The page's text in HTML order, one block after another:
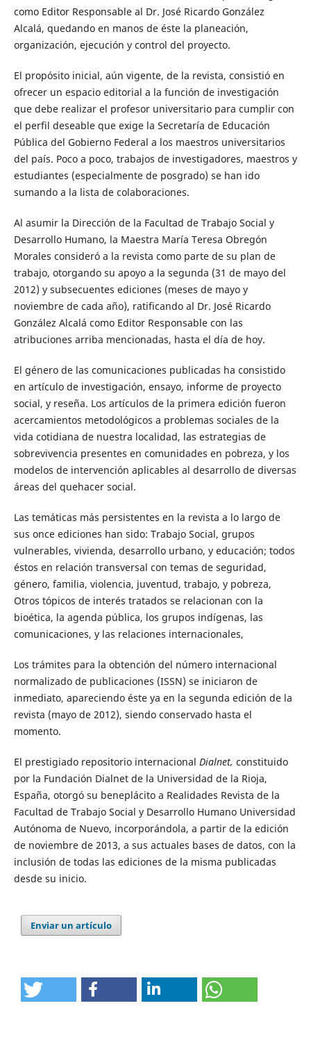
como Editor Responsable al Dr. José Ricardo González
Alcalá, quedando en manos de éste la planeación,
organización, ejecución y control del proyecto.
El propósito inicial, aún vigente, de la revista, consistió en
ofrecer un espacio editorial a la función de investigación
que debe realizar el profesor universitario para cumplir con
el perfil deseable que exige la Secretaría de Educación
Pública del Gobierno Federal a los maestros universitarios
del país. Poco a poco, trabajos de investigadores, maestros y
estudiantes (especialmente de posgrado) se han ido
sumando a la lista de colaboraciones.
Al asumir la Dirección de la Facultad de Trabajo Social y
Desarrollo Humano, la Maestra María Teresa Obregón
Morales consideró a la revista como parte de su plan de
trabajo, otorgando su apoyo a la segunda (31 de mayo del
2012) y subsecuentes ediciones (meses de mayo y
noviembre de cada año), ratificando al Dr. José Ricardo
González Alcalá como Editor Responsable con las
atribuciones arriba mencionadas, hasta el día de hoy.
El género de las comunicaciones publicadas ha consistido
en artículo de investigación, ensayo, informe de proyecto
social, y reseña. Los artículos de la primera edición fueron
acercamientos metodológicos a problemas sociales de la
vida cotidiana de nuestra localidad, las estrategias de
sobrevivencia presentes en comunidades en pobreza, y los
modelos de intervención aplicables al desarrollo de diversas
áreas del quehacer social.
Las temáticas más persistentes en la revista a lo largo de
sus once ediciones han sido: Trabajo Social, grupos
vulnerables, vivienda, desarrollo urbano, y educación; todos
éstos en relación transversal con temas de seguridad,
género, familia, violencia, juventud, trabajo, y pobreza,
Otros tópicos de interés tratados se relacionan con la
bioética, la agenda pública, los grupos indígenas, las
comunicaciones, y las relaciones internacionales,
Los trámites para la obtención del número internacional
normalizado de publicaciones (ISSN) se iniciaron de
inmediato, apareciendo éste ya en la segunda edición de la
revista (mayo de 2012), siendo conservado hasta el
momento.
El prestigiado repositorio internacional Dialnet, constituido
por la Fundación Dialnet de la Universidad de la Rioja,
España, otorgó su beneplácito a Realidades Revista de la
Facultad de Trabajo Social y Desarrollo Humano Universidad
Autónoma de Nuevo, incorporándola, a partir de la edición
de noviembre de 2013, a sus actuales bases de datos, con la
inclusión de todas las ediciones de la misma publicadas
desde su inicio.
Enviar un artículo